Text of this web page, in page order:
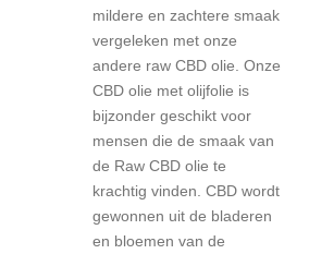
mildere en zachtere smaak
vergeleken met onze
andere raw CBD olie. Onze
CBD olie met olijfolie is
bijzonder geschikt voor
mensen die de smaak van
de Raw CBD olie te
krachtig vinden. CBD wordt
gewonnen uit de bladeren
en bloemen van de